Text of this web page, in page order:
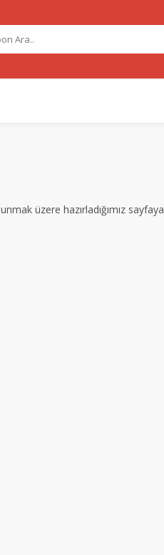
üzere hazırladığımız sayfaya